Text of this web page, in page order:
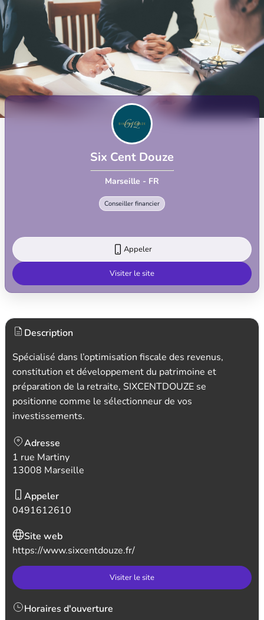
Six Cent Douze
Marseille - FR
Conseiller financier
Appeler
Visiter le site
Description
Spécialisé dans l’optimisation fiscale des revenus,
constitution et développement du patrimoine et
préparation de la retraite, SIXCENTDOUZE se
positionne comme le sélectionneur de vos
investissements.
Adresse
1 rue Martiny
13008 Marseille
Appeler
0491612610
Site web
https://www.sixcentdouze.fr/
Visiter le site
Horaires d'ouverture